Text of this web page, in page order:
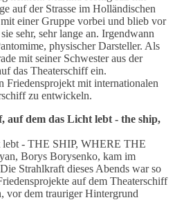
auf der Strasse im Holländischen
einer Gruppe vorbei und blieb vor
sehr, sehr lange an. Irgendwann
physischer Darsteller. Als
mit seiner Schwester aus der
das Theaterschiff ein.
Friedensprojekt mit internationalen
zu entwickeln.
auf dem das Licht lebt - the ship,
lebt - THE SHIP, WHERE THE
Borys Borysenko, kam im
Strahlkraft dieses Abends war so
auf dem Theaterschiff
vor dem trauriger Hintergrund